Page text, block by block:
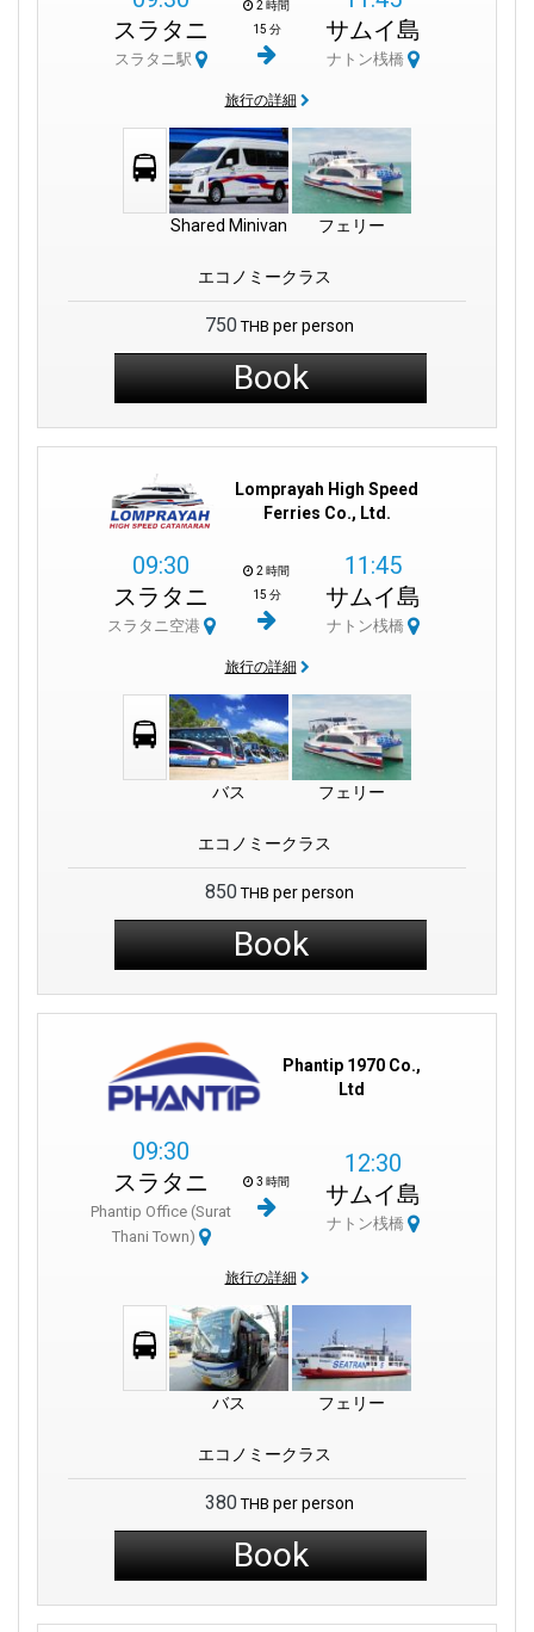
スラタニ
スラタニ駅
2 時間
15 分
サムイ島
ナトン桟橋
旅行の詳細
Shared Minivan フェリー
エコノミークラス
750 THB per person
Book
Lomprayah High Speed
Ferries Co., Ltd.
09:30
スラタニ
スラタニ空港
2 時間
15 分
11:45
サムイ島
ナトン桟橋
旅行の詳細
バス フェリー
エコノミークラス
850 THB per person
Book
Phantip 1970 Co.,
Ltd
09:30
スラタニ
Phantip Office (Surat
Thani Town)
3 時間
12:30
サムイ島
ナトン桟橋
旅行の詳細
バス フェリー
エコノミークラス
380 THB per person
Book